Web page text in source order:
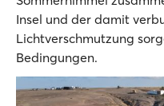
Insel und der damit
Lichtverschmutzung
Bedingungen.